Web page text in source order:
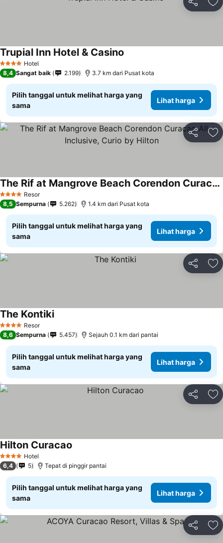
Bagikan
4 BintangHotel
Trupial Inn Hotel & Casino
8,4 Sangat baik 2.199 3.7 km dari Pusat kota
Pilih tanggal untuk melihat harga yang
sama
Lihat harga
Bagikan
4 BintangResor
The Rif at Mangrove Beach Corendon Curacao All-Inclusive, Curio by Hilton
8,5 Sempurna 5.262 1.4 km dari Pusat kota
Pilih tanggal untuk melihat harga yang
sama
Lihat harga
Bagikan
4 BintangResor
The Kontiki
8,6 Sempurna 5.457 Sejauh 0.1 km dari pantai
Pilih tanggal untuk melihat harga yang
sama
Lihat harga
Bagikan
4 BintangHotel
Hilton Curacao
6,4 5 Tepat di pinggir pantai
Pilih tanggal untuk melihat harga yang
sama
Lihat harga
Bagikan